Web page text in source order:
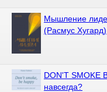
Мышление
(Расмус Хугард)
DON'T SMOKE
навсегда?